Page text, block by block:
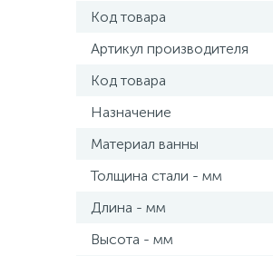
Код товара
Артикул производителя
Код товара
Назначение
Материал ванны
Толщина стали - мм
Длина - мм
Высота - мм